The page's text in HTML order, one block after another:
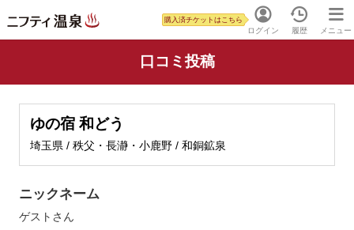
ログイン
購入済チケットはこちら
履歴 メニュー
口コミ投稿
ゆの宿 和どう
埼玉県 / 秩父・長瀞・小鹿野 / 和銅鉱泉
ニックネーム
ゲスト さん